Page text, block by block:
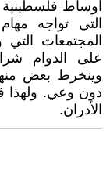
أوساط
التي تواجه
المجتمعات
على الدوام
وينخرط بعض
دون وعي. ولهذا
الأدران.